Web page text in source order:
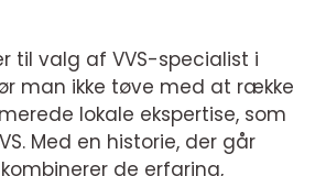
til valg af VVS-specialist i
man ikke tøve med at række
lokale ekspertise, som
Med en historie, der går
de erfaring,